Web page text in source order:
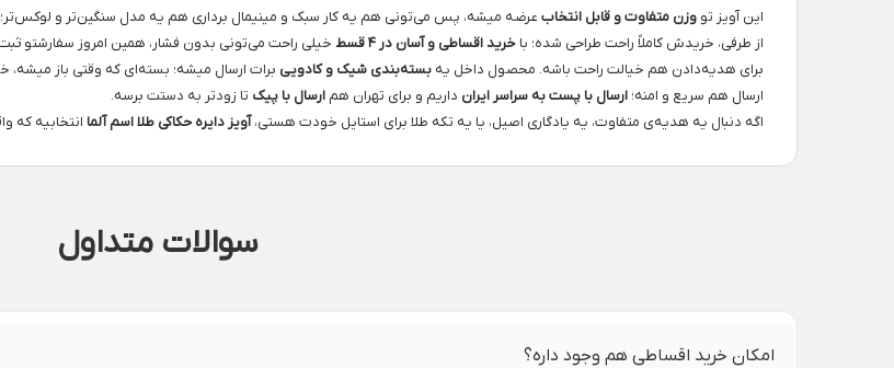
این آویز تو وزن متفاوت و قابل انتخاب عرضه میشه، پس می‌تونی هم یه کار سبک و مینیمال برداری هم یه مدل سنگین‌تر و
از طرفی، خریدش کاملاً راحت طراحی شده؛ با خرید اقساطی و آسان در ۴ قسط
خیلی راحت می‌تونی بدون فشار، همین امروز سفارشتو
برای هدیه‌دادن هم خیالت راحت باشه. محصول داخل یه بسته‌بندی شیک و کادویی برات ارسال میشه؛ بسته‌ای که وقتی باز
ارسال هم سریع و امنه؛ ارسال با پست به سراسر ایران داریم و برای تهران هم ارسال با پیک تا زودتر به دستت برسه.
اگه دنبال یه هدیه‌ی متفاوت، یه یادگاری اصیل، یا یه تکه طلا برای استایل خودت هستی،آویز دایره حکاکی طلا اسم آلما انتخابیه که
سوالات متداول
امکان خرید اقساطی هم وجود داره؟